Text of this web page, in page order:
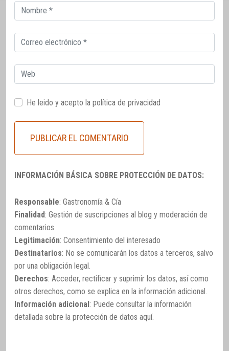
Correo
electrónico
Correo
electrónico
Web
He leido y acepto la política de privacidad
INFORMACIÓN BÁSICA SOBRE PROTECCIÓN DE DATOS:
Responsable: Gastronomía & Cía
Finalidad: Gestión de suscripciones al blog y moderación de
comentarios
Legitimación: Consentimiento del interesado
Destinatarios: No se comunicarán los datos a terceros, salvo
por una obligación legal.
Derechos: Acceder, rectificar y suprimir los datos, así como
otros derechos, como se explica en la información adicional.
Información adicional : Puede consultar la información
detallada sobre la protección de datos aquí.